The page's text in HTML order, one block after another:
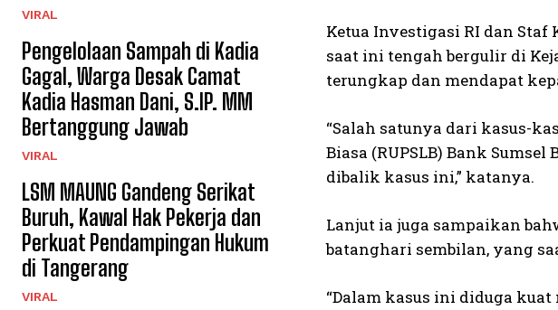
VIRAL
Pengelolaan Sampah di Kadia
Gagal, Warga Desak Camat
Kadia Hasman Dani, S.IP. MM
Bertanggung Jawab
VIRAL
LSM MAUNG Gandeng Serikat
Buruh, Kawal Hak Pekerja dan
Perkuat Pendampingan Hukum
di Tangerang
VIRAL
Ketua Investigasi RI dan Staf
saat ini tengah bergulir di
terungkap dan mendapat
“Salah satunya dari kasus-
Biasa (RUPSLB) Bank
dibalik kasus ini,” katanya.
Lanjut ia juga sampaikan
batanghari sembilan, yang
“Dalam kasus ini diduga